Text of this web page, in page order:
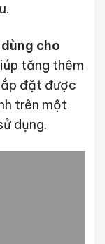
cho
tăng thêm
đặt được
trên một
dụng.